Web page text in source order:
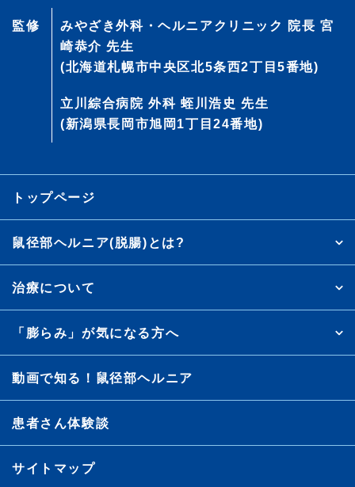
監修
みやざき外科・ヘルニアクリニック 院長 宮
崎恭介 先生
(北海道札幌市中央区北5条西2丁目5番地)
立川綜合病院 外科 蛭川浩史 先生
(新潟県長岡市旭岡1丁目24番地)
トップページ
鼠径部ヘルニア(脱腸)とは?
治療について
「膨らみ」が気になる方へ
動画で知る！鼠径部ヘルニア
患者さん体験談
サイトマップ